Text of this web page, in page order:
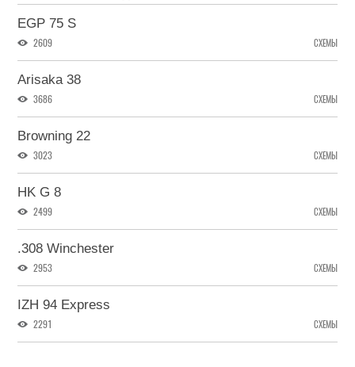
EGP 75 S
2609 СХЕМЫ
Arisaka 38
3686 СХЕМЫ
Browning 22
3023 СХЕМЫ
HK G 8
2499 СХЕМЫ
.308 Winchester
2953 СХЕМЫ
IZH 94 Express
2291 СХЕМЫ